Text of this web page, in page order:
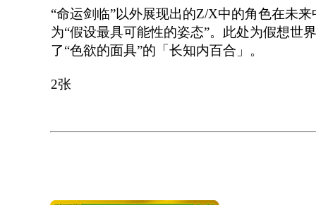
“命运剑临”以外展现出的Z/X中的角色在未
为“假设最具可能性的姿态”。此处为假想世
了“色欲的面具”的「长知内百合」。
2张